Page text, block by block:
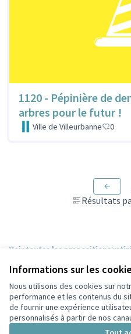
Informations sur les
Nous utilisons des cookies sur
performance et les contenus du
de fournir une expérience
personnalisés à partir de nos
1120 - Pépinière de
arbres pour le futur !
Ville de Villeurbanne 0
Résultats
Voir toutes les propositions
Conditions d'utilisation
Paramètres des cookies
Participez Villeurbanne sur X
(Lien externe)
Participez Villeurbanne sur
Participez Villeurbanne
Participez
(Lien externe)